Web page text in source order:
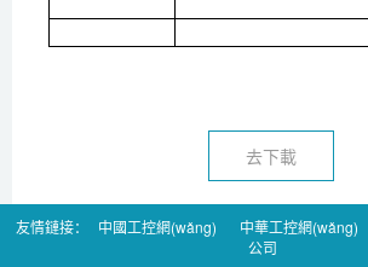
去下載
友情鏈接： 中國工控網(wǎng) 中華工控網(wǎng)
公司